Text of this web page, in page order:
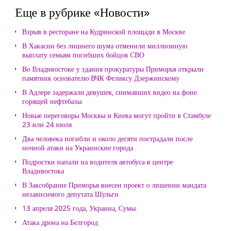
Еще в рубрике «Новости»
Взрыв в ресторане на Кудринской площади в Москве
В Хакасии без лишнего шума отменили миллионную
выплату семьям погибших бойцов СВО
Во Владивостоке у здания прокуратуры Приморья открыли
памятник основателю ВЧК Феликсу Дзержинскому
В Адлере задержали девушек, снимавших видео на фоне
горящей нефтебазы
Новые переговоры Москвы и Киева могут пройти в Стамбуле
23 или 24 июля
Два человека погибли и около десяти пострадали после
ночной атаки на Украинские города
Подростки напали на водителя автобуса в центре
Владивостока
В Заксобрание Приморья внесен проект о лишении мандата
независимого депутата Шульги
13 апреля 2025 года, Украина, Сумы.
Атака дрона на Белгород